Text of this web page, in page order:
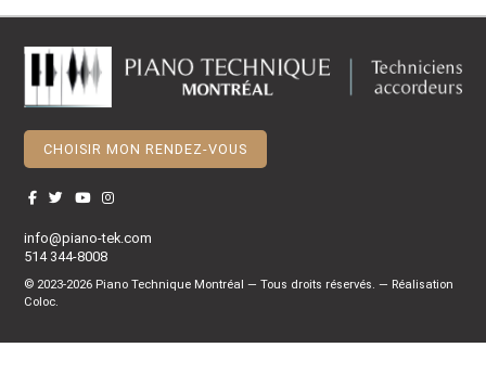
CHOISIR MON RENDEZ-VOUS
info@piano-tek.com
514 344-8008
© 2023-2026 Piano Technique Montréal — Tous droits réservés. — Réalisation
Coloc.